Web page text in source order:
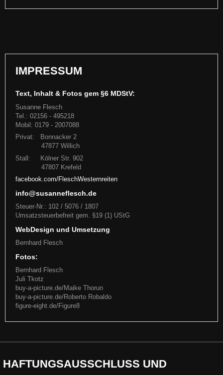
A new star is born: "Flesch Dancer" alias "Gretchen"
Am 3. Mai ist das zweite Fohlen aus unserer Stute "Just for Flesch"
(Shania) auf die Welt gekommen - eine wunderschöne F
Die German Open 2017, der Höhepunkt der EWU Turniersaison in
Kreuth: Bunny the Goodbar Finale und 7. Platz Junior
IMPRESSUM
Text, Inhalt & Fotos gem §6 MDStV:
Susanne Flesch
Tel.: 02156 - 495218
Mobil: 0179 - 2007088
Privat: Bonnacker 2
47877 Willich
Stall: Kölner Str. 902
47807 Krefeld
facebook.com/FleschWesternreiten
info@susanneflesch.de
Steuer-Nr.: 102 / 5076 / 1807
Umsatzsteuerbefreit gem. §19 (1) UStG
WebDesign und Umsetzung
Bernhard Flesch
Fotos:
Bernhard Flesch
Juli Tkotz
buy-a-picture.de/Maike Thorun
buy-a-picture.de/Roberto Robaldo
figure-eight.de/Figure8
HAFTUNGSAUSSCHLUSS UND